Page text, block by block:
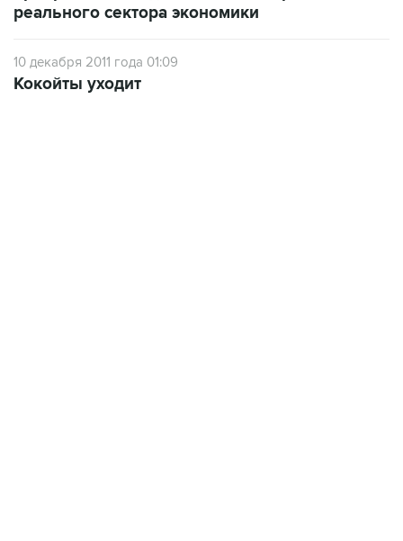
реального сектора экономики
10 декабря 2011 года 01:09
Кокойты уходит